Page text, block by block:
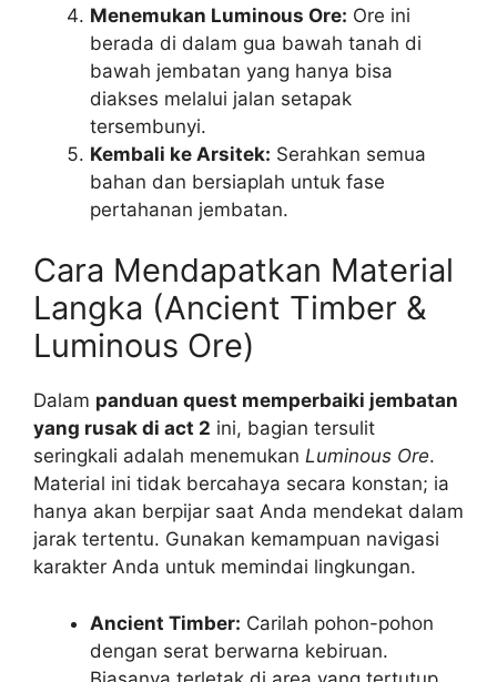
Menemukan Luminous Ore: Ore ini
berada di dalam gua bawah tanah di
bawah jembatan yang hanya bisa
diakses melalui jalan setapak
tersembunyi.
Kembali ke Arsitek: Serahkan semua
bahan dan bersiaplah untuk fase
pertahanan jembatan.
Cara Mendapatkan Material
Langka (Ancient Timber &
Luminous Ore)
Dalam panduan quest memperbaiki jembatan
yang rusak di act 2 ini, bagian tersulit
seringkali adalah menemukan Luminous Ore.
Material ini tidak bercahaya secara konstan; ia
hanya akan berpijar saat Anda mendekat dalam
jarak tertentu. Gunakan kemampuan navigasi
karakter Anda untuk memindai lingkungan.
Ancient Timber: Carilah pohon-pohon
dengan serat berwarna kebiruan.